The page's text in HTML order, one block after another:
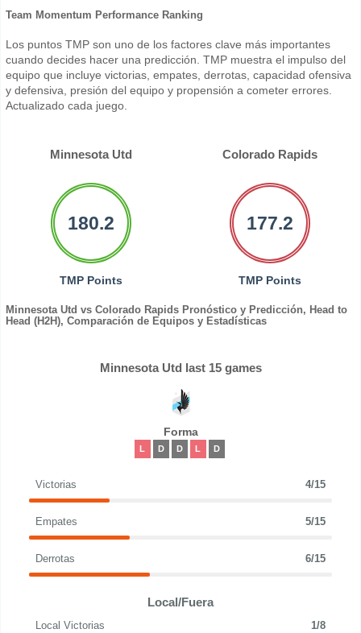
Team Momentum Performance Ranking
Los puntos TMP son uno de los factores clave más importantes
cuando decides hacer una predicción. TMP muestra el impulso del
equipo que incluye victorias, empates, derrotas, capacidad ofensiva
y defensiva, presión del equipo y propensión a cometer errores.
Actualizado cada juego.
Minnesota Utd Colorado Rapids
180.2
TMP Points
177.2
TMP Points
Minnesota Utd vs Colorado Rapids Pronóstico y Predicción, Head to
Head (H2H), Comparación de Equipos y Estadísticas
Minnesota Utd last 15 games
Forma
L D D L D
Victorias 4/15
Empates 5/15
Derrotas 6/15
Local/Fuera
Local Victorias 1/8